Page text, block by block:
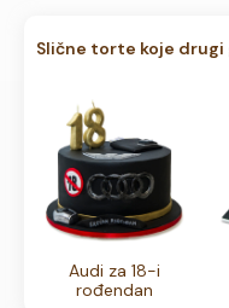
Slične torte koje drugi
Audi za 18-i
rođendan